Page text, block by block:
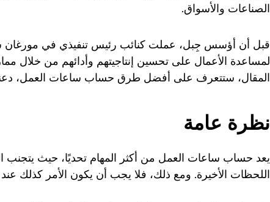
الصناعات والأسواق.
لمساعدة الأعمال على تحسين إنتاجيتهم وأدائهم من خلال
المقال، ستتعرف على أفضل طرق حساب ساعات العمل، دعنا
نظرة عامة
يعد حساب ساعات العمل من أكثر المهام تحديًا، حيث يتجنب
اللحظات الأخيرة. ومع ذلك، فلا يجب أن يكون الأمر كذلك